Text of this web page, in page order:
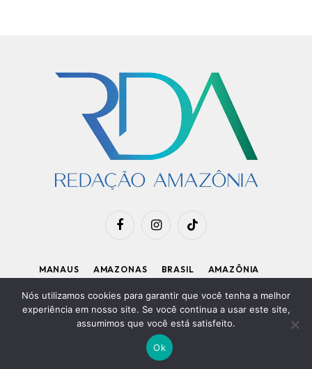
FacebookInstagramTikTok
MANAUS AMAZONAS BRASIL
AMAZÔNIA
APOIE O RDA
Diretor Executivo: Kleiton Renzo|Política de Privacidade
Nós utilizamos cookies para garantir que você tenha a melhor
experiência em nosso site. Se você continua a usar este site,
assumimos que você está satisfeito.
Ok